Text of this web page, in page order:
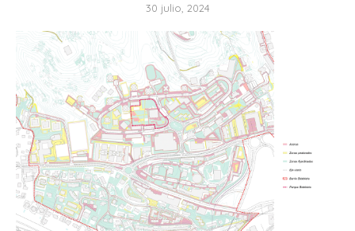
30 julio, 2024